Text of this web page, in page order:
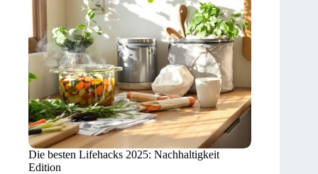
Die besten Lifehacks 2025: Nachhaltigkeit
Edition